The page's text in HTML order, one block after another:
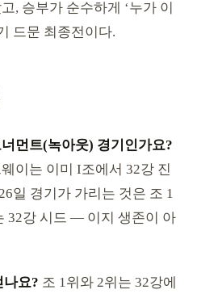
, 승부가 순수하게 ‘누가 이
드문 최종전이다.
먼트(녹아웃) 경기인가요?
이는 이미 I조에서 32강 진
일 경기가 가리는 것은 조 1
32강 시드 — 이지 생존이 아
나요? 조 1위와 2위는 32강에